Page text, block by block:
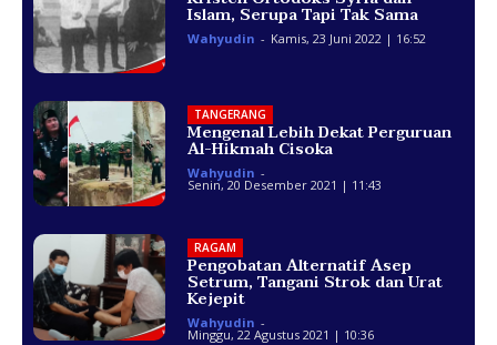
Islam, Serupa Tapi Tak Sama
Wahyudin - Kamis, 23 Juni 2022 | 16:52
TANGERANG
Mengenal Lebih Dekat Perguruan
Al-Hikmah Cisoka
Wahyudin -
Senin, 20 Desember 2021 | 11:43
RAGAM
Pengobatan Alternatif Asep
Setrum, Tangani Strok dan Urat
Kejepit
Wahyudin -
Minggu, 22 Agustus 2021 | 10:36